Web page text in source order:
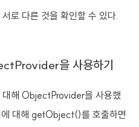
로 다른 것을 확인할 수 있다.
을 사용하기
대해 ObjectProvider을 사용했
대해 getObject()를 호출하면